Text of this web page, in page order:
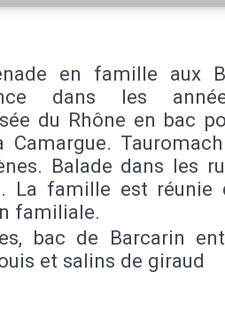
en famille aux
dans les
du Rhône en bac
Camargue.
Balade dans les
La famille est réunie
familiale.
bac de Barcarin
et salins de giraud